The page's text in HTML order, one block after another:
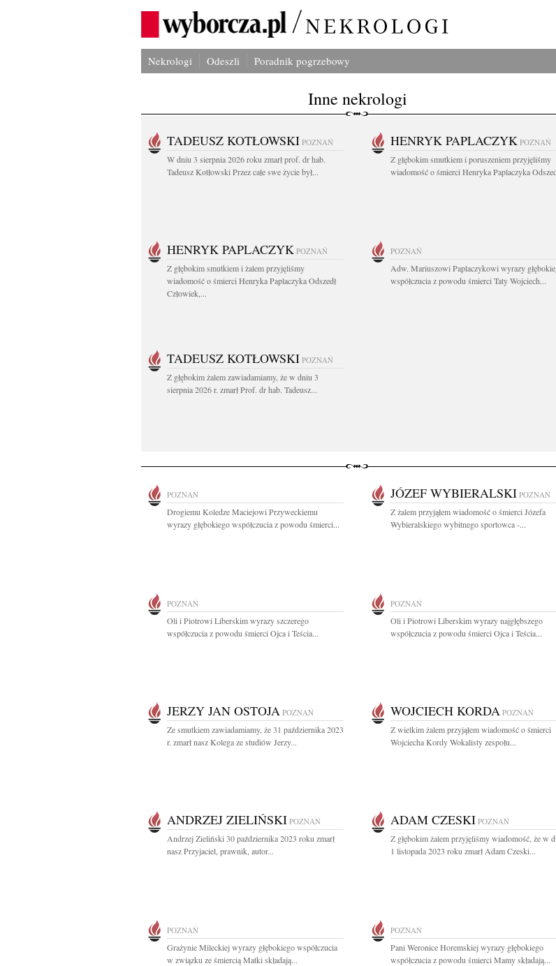
Nekrologi Odeszli Poradnik pogrzebowy
Inne nekrologi
TADEUSZ KOTŁOWSKI POZNAŃ
W dniu 3 sierpnia 2026 roku zmarł prof. dr hab.
Tadeusz Kotłowski Przez całe swe życie był...
HENRYK PAPLACZYK POZNAŃ
Z głębokim smutkiem i poruszeniem przyjęliśmy
wiadomość o śmierci Henryka Paplaczyka
HENRYK PAPLACZYK POZNAŃ
Z głębokim smutkiem i żalem przyjęliśmy
wiadomość o śmierci Henryka Paplaczyka Odszedł
Człowiek,...
POZNAŃ
Adw. Mariuszowi Paplaczykowi wyrazy
współczucia z powodu śmierci Taty Wojciech...
TADEUSZ KOTŁOWSKI POZNAŃ
Z głębokim żalem zawiadamiamy, że w dniu 3
sierpnia 2026 r. zmarł Prof. dr hab. Tadeusz...
POZNAŃ
Drogiemu Koledze Maciejowi Przyweckiemu
wyrazy głębokiego współczucia z powodu śmierci...
JÓZEF WYBIERALSKI POZNAŃ
Z żalem przyjąłem wiadomość o śmierci Józefa
Wybieralskiego wybitnego sportowca -...
POZNAŃ
Oli i Piotrowi Liberskim wyrazy szczerego
współczucia z powodu śmierci Ojca i Teścia...
POZNAŃ
Oli i Piotrowi Liberskim wyrazy najgłębszego
współczucia z powodu śmierci Ojca i Teścia...
JERZY JAN OSTOJA POZNAŃ
Ze smutkiem zawiadamiamy, że 31 października 2023
r. zmarł nasz Kolega ze studiów Jerzy...
WOJCIECH KORDA POZNAŃ
Z wielkim żalem przyjąłem wiadomość o śmierci
Wojciecha Kordy Wokalisty zespołu...
ANDRZEJ ZIELIŃSKI POZNAŃ
Andrzej Zieliński 30 października 2023 roku zmarł
nasz Przyjaciel, prawnik, autor...
ADAM CZESKI POZNAŃ
Z głębokim żalem przyjęliśmy wiadomość, że w
1 listopada 2023 roku zmarł Adam Czeski...
POZNAŃ
Grażynie Mileckiej wyrazy głębokiego współczucia
w związku ze śmiercią Matki składają...
POZNAŃ
Pani Weronice Horemskiej wyrazy głębokiego
współczucia z powodu śmierci Mamy składają...